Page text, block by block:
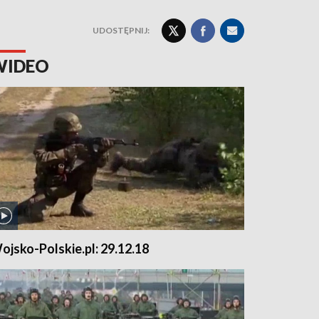
UDOSTĘPNIJ:
Polskie.pl: 29.12.18